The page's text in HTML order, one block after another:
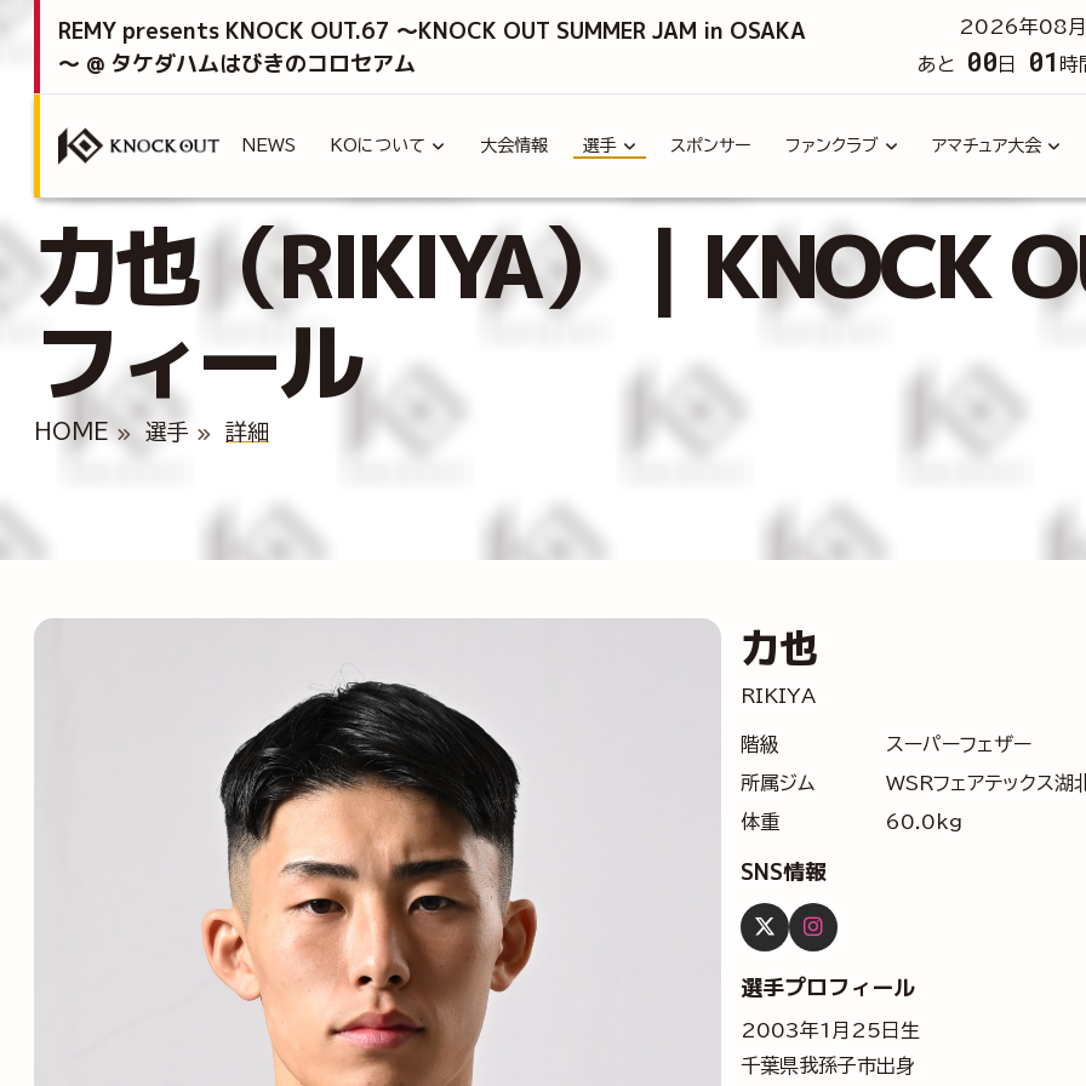
REMY presents KNOCK OUT.67 ～KNOCK OUT SUMMER JAM in OSAKA
～ @ タケダハムはびきのコロセアム
2026年08月
あと
00 日 01 時
NEWS KOについて 大会情報 選手 スポンサー ファンクラブ アマチュア大会
力也（RIKIYA）｜KNOCK
フィール
HOME 選手 詳細
力也
RIKIYA
階級
スーパーフェザー
所属ジム
WSRフェアテックス湖
体重
60.0kg
SNS情報
選手プロフィール
2003年1月25日生
千葉県我孫子市出身